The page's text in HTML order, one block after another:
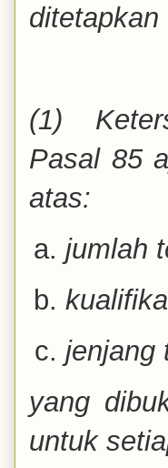
ditetapkan
(1)
Pasal 85
atas:
jumlah
jenjang
yang
untuk